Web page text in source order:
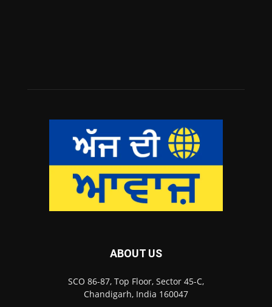
ABOUT US
SCO 86-87, Top Floor, Sector 45-C,
Chandigarh, India 160047